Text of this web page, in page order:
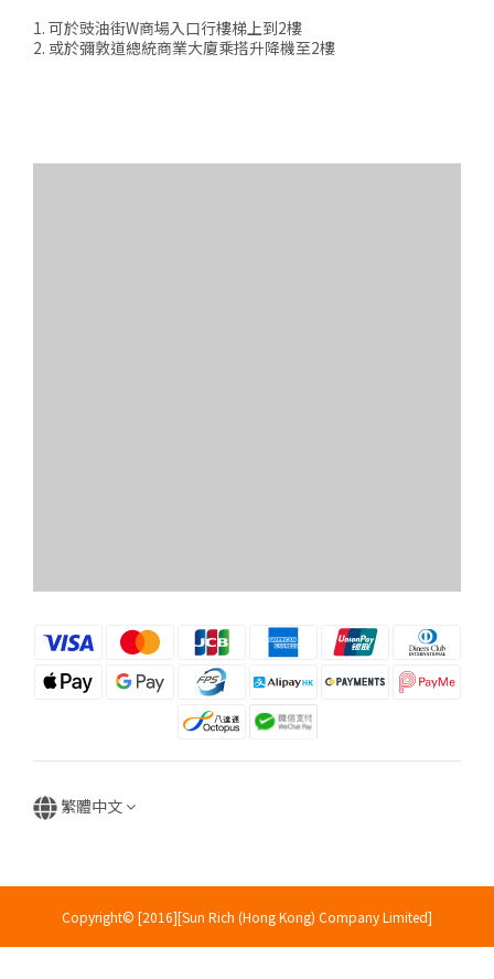
1. 可於豉油街W商場入口行樓梯上到2樓
2. 或於彌敦道總統商業大廈乘搭升降機至2樓
繁體中文
Copyright© [2016][Sun Rich (Hong Kong) Company Limited]